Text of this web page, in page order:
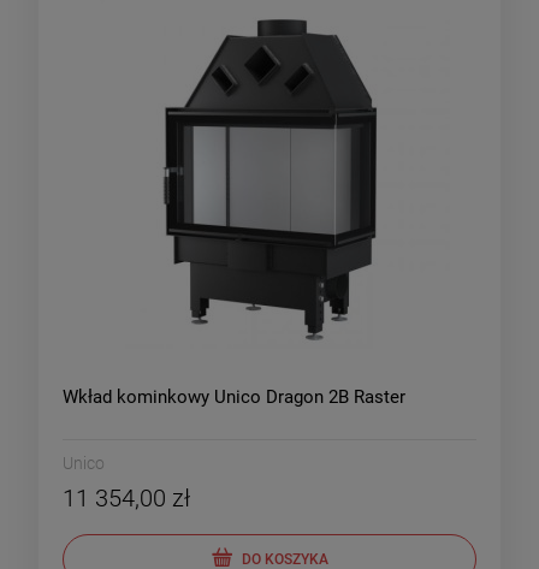
Wkład kominkowy Unico Dragon 2B Raster
Unico
11 354,00 zł
DO KOSZYKA